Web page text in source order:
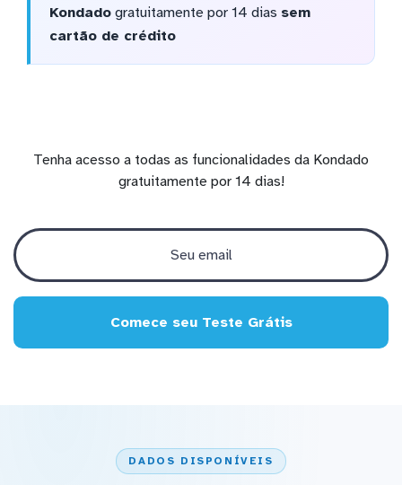
Kondadogratuitamente por 14 dias sem
cartão de crédito
Tenha acesso a todas as funcionalidades da Kondado
gratuitamente por 14 dias!
Comece seu Teste Grátis
DADOS DISPONÍVEIS